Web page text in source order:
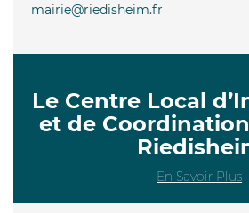
mairie@riedisheim.fr
Le Centre Local
et de
En Savoir Plus